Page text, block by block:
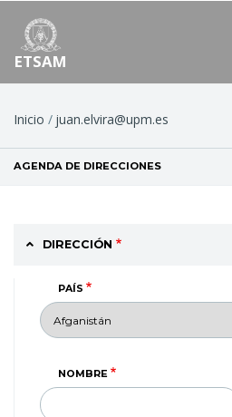
ETSAM
Ruta
de
navegación
Inicio juan.elvira@upm.es
AGENDA DE DIRECCIONES
DIRECCIÓN
PAÍS
NOMBRE